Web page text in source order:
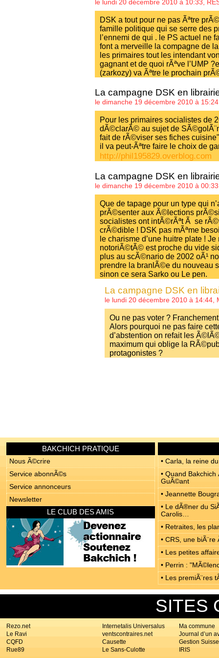
le lundi 20 décembre 2010 à 10:33,
DSK a tout pour ne pas Ãªtre
famille politique qui se serre des
l’ennemi de qui . le PS actuel ne
font a merveille la compagne de
les primaires tout les intendant
gagnant et de quoi rÃªve l’UMP
(zarkozy) va Ãªtre le prochain
La campagne DSK en
le dimanche 19 décembre 2010 à
Pour les primaires socialistes de
dÃ©clarÃ© au sujet de
fait de rÃ©viser ses fiches
il va peut-Ãªtre faire le choix de
http://phil195829.overblog.com
La campagne DSK en
le dimanche 19 décembre 2010 à 00:33
Que de tapage pour un type qui
prÃ©senter aux Ã©lections
socialistes ont intÃ©rÃªt Ã se
crÃ©dible ! DSK pas mÃªme
le charisme d’une huitre plate !
notoriÃ©tÃ© est proche du vide
plus au scÃ©nario de 2002 oÃ¹
prendre la branlÃ©e du nouveau
sinon ce sera Sarko ou Le pen.
La campagne DSK en
le lundi 20 décembre 2010 à 14:44,
Ou ne pas voter ?
Alors pourquoi ne pas faire
d’abstention on refait les
maximum qui oblige la
protagonistes ?
BAKCHICH PRATIQUE
Nous Ã©crire
Service abonnÃ©s
Service annonceurs
Newsletter
LE CLUB DES AMIS
• Carla, la reine
• Quand
GuÃ©ant
• Jeannette
• Le dÃ®ner du
Carolis…
• Retraites, les
• CRS, une
• Les petites
• Perrin :
• Les premiÃ¨res
SITES
Rezo.net
Le Ravi
CQFD
Rue89
Ma commune
Journal d’un
Gestion Suisse
IRIS
Internetalis Universalus
ventscontraires.net
Causette
Le Sans-Culotte